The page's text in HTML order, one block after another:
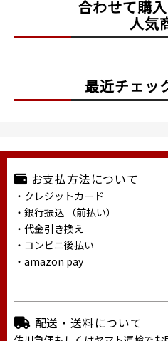
合わせて購
人気
最近チェッ
お支払方法について
・クレジットカード
・銀行振込 （前払い）
・代金引き換え
・コンビニ後払い
・amazon pay
配送・送料について